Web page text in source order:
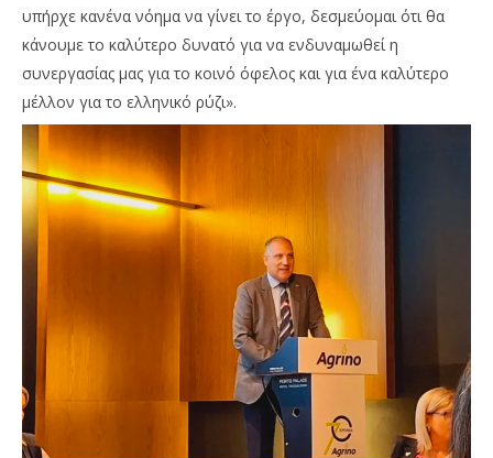
υπήρχε κανένα νόημα να γίνει το έργο, δεσμεύομαι ότι θα
κάνουμε το καλύτερο δυνατό για να ενδυναμωθεί η
συνεργασίας μας για το κοινό όφελος και για ένα καλύτερο
μέλλον για το ελληνικό ρύζι».